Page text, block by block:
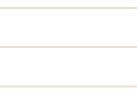
erwartet dich ein
Bar ausklingen und dein